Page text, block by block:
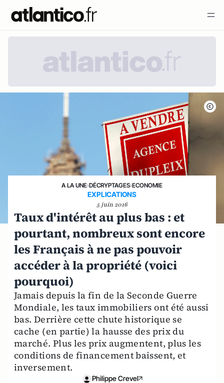
A LA UNE›DÉCRYPTAGES›ECONOMIE
EXPLICATIONS
5 juin 2016
Taux d'intérêt au plus bas : et
pourtant, nombreux sont encore
les Français à ne pas pouvoir
accéder à la propriété (voici
pourquoi)
Jamais depuis la fin de la Seconde Guerre
Mondiale, les taux immobiliers ont été aussi
bas. Derrière cette chute historique se
cache (en partie) la hausse des prix du
marché. Plus les prix augmentent, plus les
conditions de financement baissent, et
inversement.
Philippe Crevel